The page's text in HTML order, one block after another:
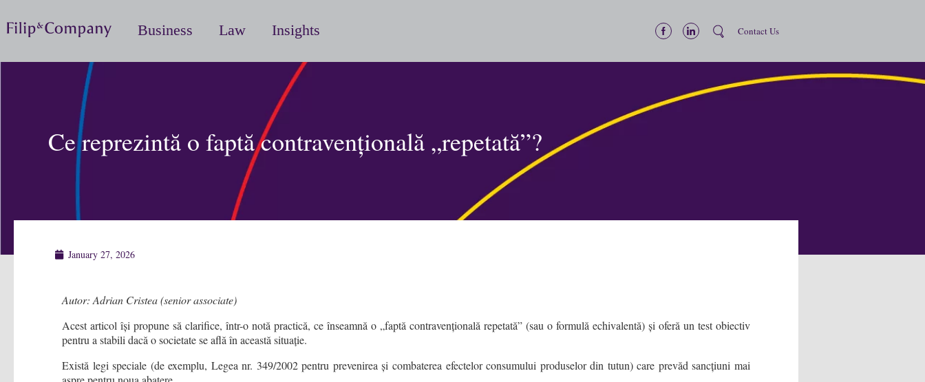
Business Law Insights Contact Us
Ce reprezintă o faptă contravențională „repetată”?
January 27, 2026
Autor: Adrian Cristea (senior associate)
Acest articol își propune să clarifice, într-o notă practică, ce înseamnă o „faptă contravențională repetată” (sau o formulă echivalentă) și oferă un test obiectiv
pentru a stabili dacă o societate se află în această situație.
Există legi speciale (de exemplu, Legea nr. 349/2002 pentru prevenirea și combaterea efectelor consumului produselor din tutun) care prevăd sancțiuni mai